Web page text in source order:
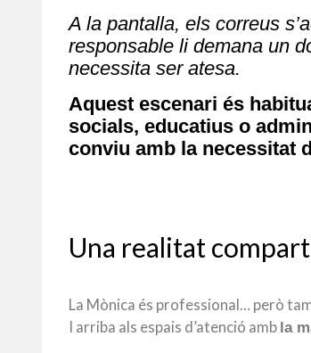
A la pantalla, els correus
responsable li demana un
necessita ser atesa.
Aquest escenari és
socials, educatius o
conviu amb la necessitat
Una realitat
La Mònica és professional… però
I arriba als espais d’atenció amb la